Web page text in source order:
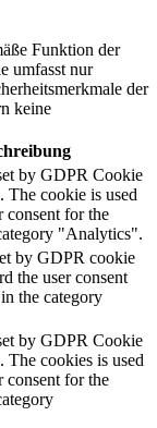
Funktion der
umfasst nur
der
keine
by GDPR Cookie
The cookie is used
consent for the
"Analytics".
by GDPR cookie
the user consent
the category
by GDPR Cookie
The cookies is used
consent for the